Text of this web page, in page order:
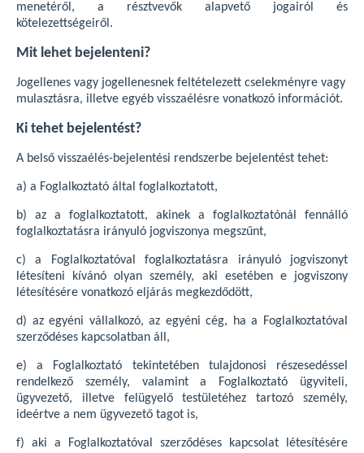
menetéről, a résztvevők alapvető jogairól és
kötelezettségeiről.
Mit lehet bejelenteni?
Jogellenes vagy jogellenesnek feltételezett cselekményre vagy
mulasztásra, illetve egyéb visszaélésre vonatkozó információt.
Ki tehet bejelentést?
A belső visszaélés-bejelentési rendszerbe bejelentést tehet:
a) a Foglalkoztató által foglalkoztatott,
b) az a foglalkoztatott, akinek a foglalkoztatónál fennálló
foglalkoztatásra irányuló jogviszonya megszűnt,
c) a Foglalkoztatóval foglalkoztatásra irányuló jogviszonyt
létesíteni kívánó olyan személy, aki esetében e jogviszony
létesítésére vonatkozó eljárás megkezdődött,
d) az egyéni vállalkozó, az egyéni cég, ha a Foglalkoztatóval
szerződéses kapcsolatban áll,
e) a Foglalkoztató tekintetében tulajdonosi részesedéssel
rendelkező személy, valamint a Foglalkoztató ügyviteli,
ügyvezető, illetve felügyelő testületéhez tartozó személy,
ideértve a nem ügyvezető tagot is,
f) aki a Foglalkoztatóval szerződéses kapcsolat létesítésére